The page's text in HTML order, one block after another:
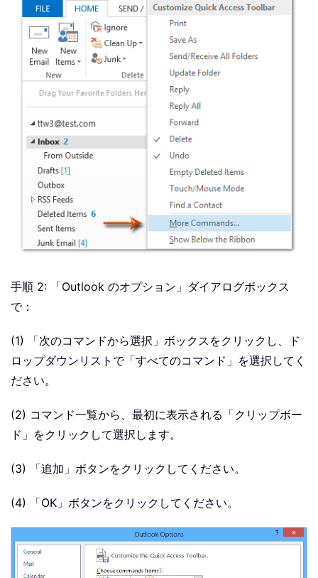
手順 2: 「Outlook のオプション」ダイアログボックス
で：
(1) 「次のコマンドから選択」ボックスをクリックし、ド
ロップダウンリストで「すべてのコマンド」を選択してく
ださい。
(2) コマンド一覧から、最初に表示される「クリップボー
ド」をクリックして選択します。
(3) 「追加」ボタンをクリックしてください。
(4) 「OK」ボタンをクリックしてください。